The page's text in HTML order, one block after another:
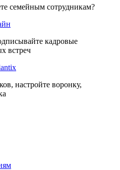
семейным сотрудникам?
кадровые
встреч
настройте воронку,